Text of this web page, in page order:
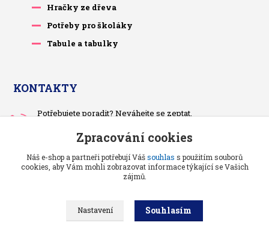
Hračky ze dřeva
Potřeby pro školáky
Tabule a tabulky
KONTAKTY
Potřebujete poradit? Neváhejte se zeptat.
Po-čt, po 13 hodině
pietrasova.p@seznam.cz
Zpracování cookies
Náš e-shop a partneři potřebují Vášsouhlas s použitím souborů
cookies, aby Vám mohli zobrazovat informace týkající se Vašich
zájmů.
Nastavení Souhlasím